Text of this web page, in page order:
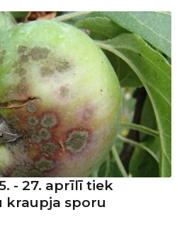
- 27. aprīlī tiek
kraupja sporu